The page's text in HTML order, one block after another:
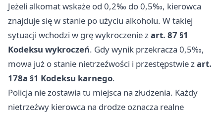
Jeżeli alkomat wskaże od 0,2‰ do 0,5‰, kierowca
znajduje się w stanie po użyciu alkoholu. W takiej
sytuacji wchodzi w grę wykroczenie zart. 87 §1
Kodeksu wykroczeń. Gdy wynik przekracza 0,5‰,
mowa już o stanie nietrzeźwości i przestępstwie zart.
178a §1 Kodeksu karnego.
Policja nie zostawia tu miejsca na złudzenia. Każdy
nietrzeźwy kierowca na drodze oznacza realne